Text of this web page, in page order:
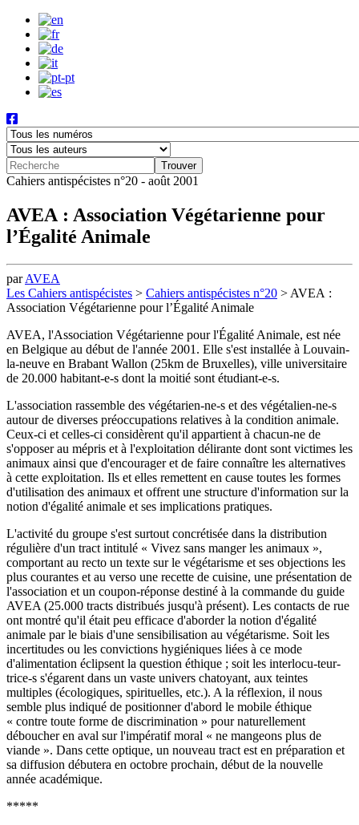
Cahiers antispécistes n°20 - août 2001
AVEA : Association Végétarienne pour
l’Égalité Animale
parAVEA
Les Cahiers antispécistes > Cahiers antispécistes n°20 > AVEA :
Association Végétarienne pour l’Égalité Animale
AVEA, l'Association Végétarienne pour l'Égalité Animale, est née
en Belgique au début de l'année 2001. Elle s'est installée à Louvain-
la-neuve en Brabant Wallon (25km de Bruxelles), ville universitaire
de 20.000 habitant-e-s dont la moitié sont étudiant-e-s.
L'association rassemble des végétarien-ne-s et des végétalien-ne-s
autour de diverses préoccupations relatives à la condition animale.
Ceux-ci et celles-ci considèrent qu'il appartient à chacun-ne de
s'opposer au mépris et à l'exploitation délirante dont sont victimes les
animaux ainsi que d'encourager et de faire connaître les alternatives
à cette exploitation. Ils et elles remettent en cause toutes les formes
d'utilisation des animaux et offrent une structure d'information sur la
notion d'égalité animale et ses implications pratiques.
L'activité du groupe s'est surtout concrétisée dans la distribution
régulière d'un tract intitulé « Vivez sans manger les animaux »,
comportant au recto un texte sur le végétarisme et ses objections les
plus courantes et au verso une recette de cuisine, une présentation de
l'association et un coupon-réponse destiné à la commande du guide
AVEA (25.000 tracts distribués jusqu'à présent). Les contacts de rue
ont montré qu'il était peu efficace d'aborder la notion d'égalité
animale par le biais d'une sensibilisation au végétarisme. Soit les
incertitudes ou les convictions hygiéniques liées à ce mode
d'alimentation éclipsent la question éthique ; soit les interlocu-teur-
trice-s s'égarent dans un vaste univers chatoyant, aux teintes
multiples (écologiques, spirituelles, etc.). A la réflexion, il nous
semble plus indiqué de positionner d'abord le mobile éthique
« contre toute forme de discrimination » pour naturellement
déboucher en aval sur l'impératif moral « ne mangeons plus de
viande ». Dans cette optique, un nouveau tract est en préparation et
sa diffusion débutera en octobre prochain, début de la nouvelle
année académique.
*****